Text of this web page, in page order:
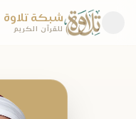
شبكة تلاوة
للقرآن الكريم